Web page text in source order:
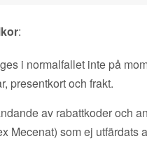
:
i normalfallet inte på
presentkort och frakt.
av rabattkoder och
Mecenat) som ej utfärdats